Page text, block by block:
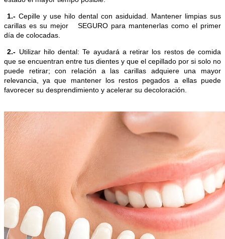
1.- Cepille y use hilo dental con asiduidad. Mantener limpias sus
carillas es su mejor SEGURO para mantenerlas como el primer
día de colocadas.
2.- Utilizar hilo dental: Te ayudará a retirar los restos de comida
que se encuentran entre tus dientes y que el cepillado por si solo no
puede retirar; con relación a las carillas adquiere una mayor
relevancia, ya que mantener los restos pegados a ellas puede
favorecer su desprendimiento y acelerar su decoloración.